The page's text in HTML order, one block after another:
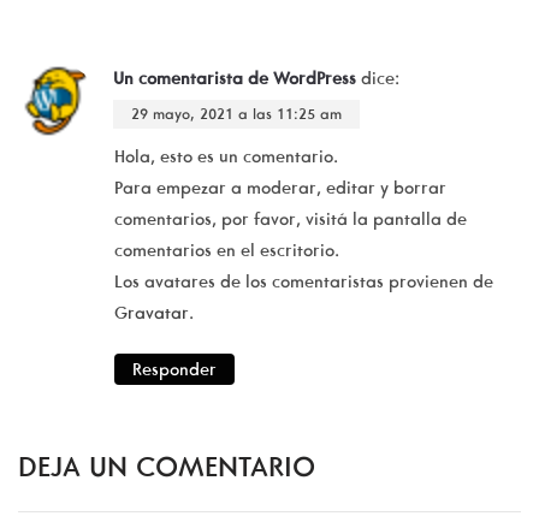
Un comentarista de WordPress dice:
29 mayo, 2021 a las 11:25 am
Hola, esto es un comentario.
Para empezar a moderar, editar y borrar
comentarios, por favor, visitá la pantalla de
comentarios en el escritorio.
Los avatares de los comentaristas provienen de
Gravatar.
Responder
DEJA UN COMENTARIO